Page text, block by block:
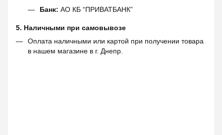
Банк: АО КБ “ПРИВАТБАНК”
5. Наличными при самовывозе
Оплата наличными или картой при получении товара
в нашем магазине в г. Днепр.